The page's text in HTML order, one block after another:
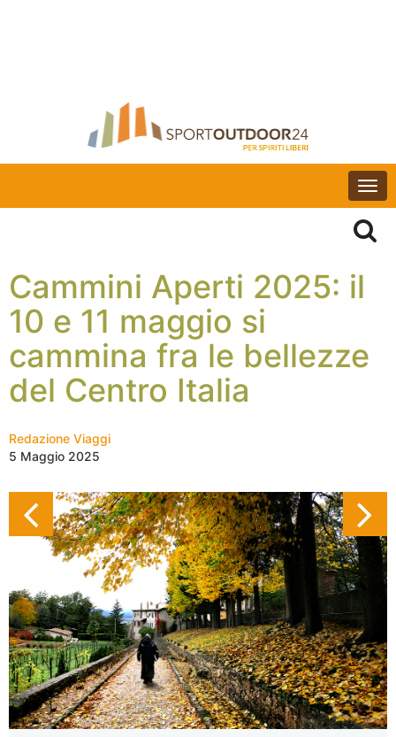
Cammini Aperti 2025: il
10 e 11 maggio si
cammina fra le bellezze
del Centro Italia
Redazione Viaggi
5 Maggio 2025